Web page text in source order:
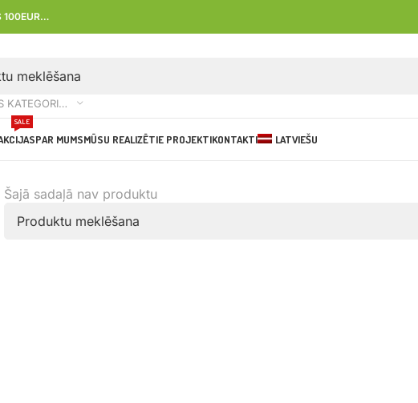
100EUR…
IZVĒLIETIES KATEGORIJU
SALE
PAR MUMSMŪSU REALIZĒTIE PROJEKTIKONTAKTI LATVIEŠU
Šajā sadaļā nav produktu